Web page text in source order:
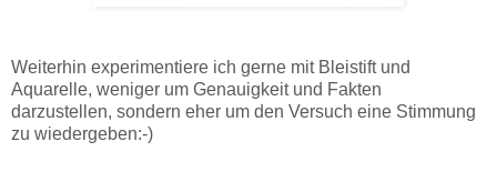
Weiterhin experimentiere ich gerne mit Bleistift und
Aquarelle, weniger um Genauigkeit und Fakten
darzustellen, sondern eher um den Versuch eine Stimmung
zu wiedergeben:-)